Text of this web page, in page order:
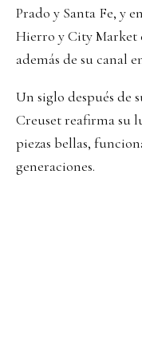
Prado y Santa Fe, y
Hierro y City Market
además de su canal
Un siglo después de
Creuset reafirma su
piezas bellas,
generaciones.